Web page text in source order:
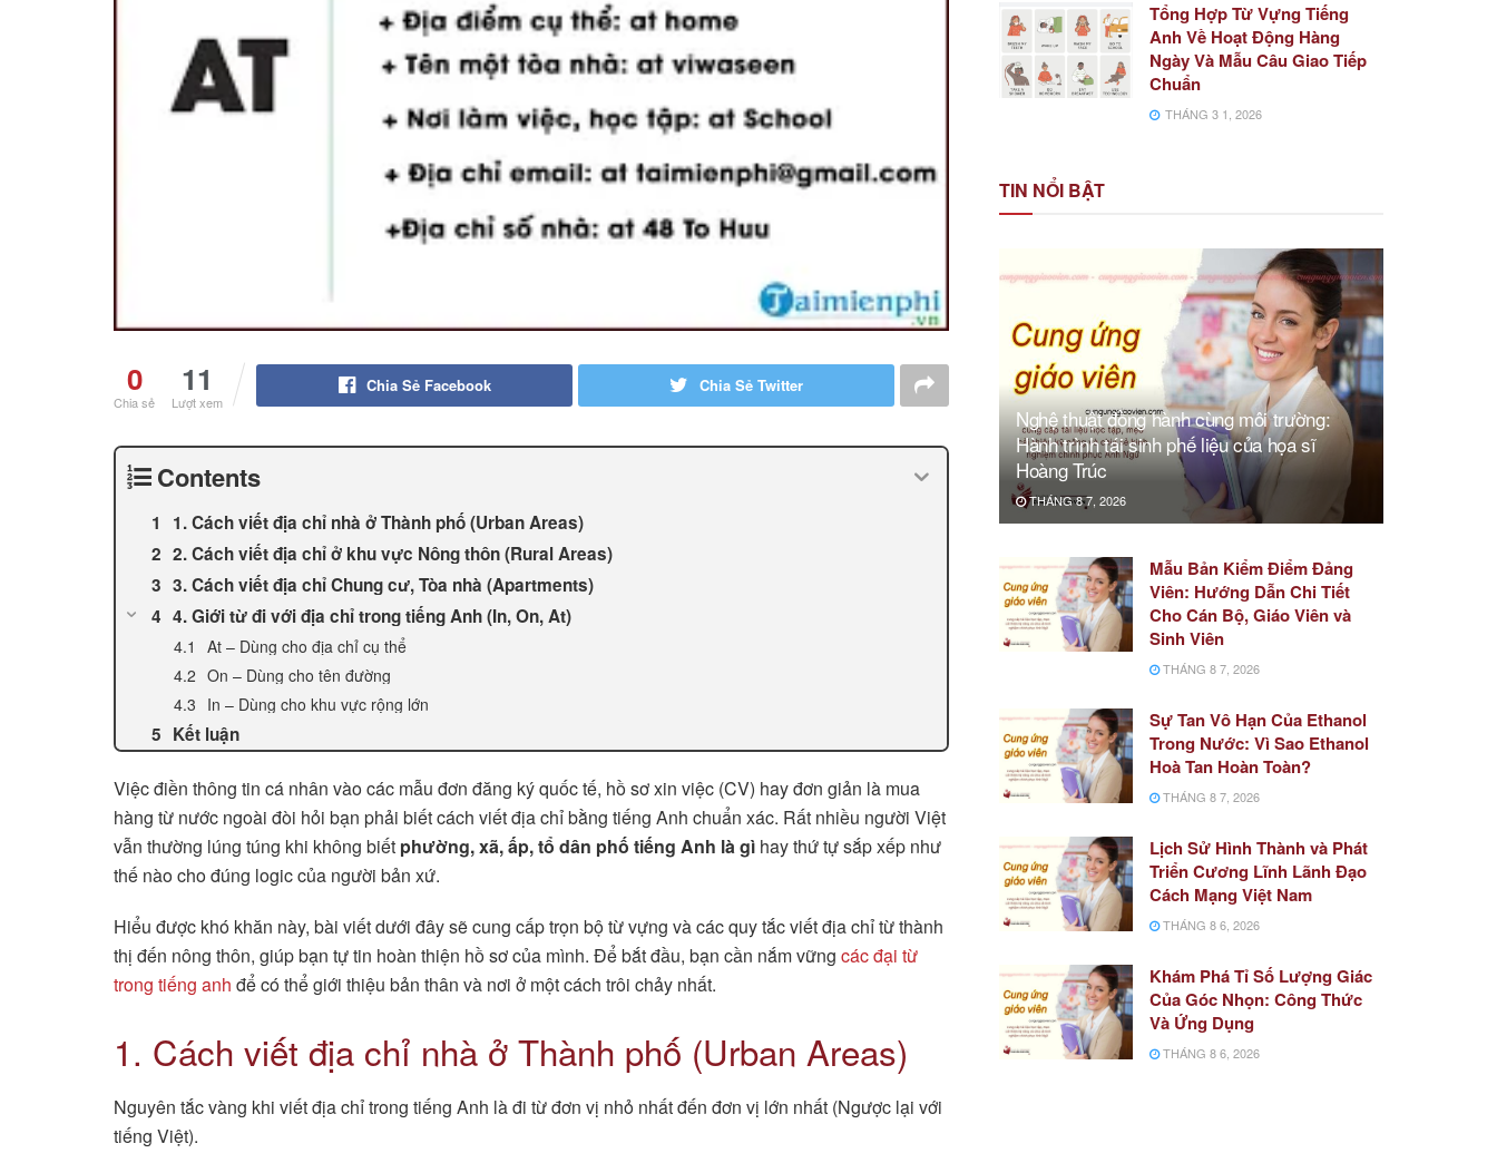
0
Chia sẻ
11
Lượt xem
Chia Sẻ Facebook Chia Sẻ Twitter
Contents
1. Cách viết địa chỉ nhà ở Thành phố (Urban Areas)
2. Cách viết địa chỉ ở khu vực Nông thôn (Rural Areas)
3. Cách viết địa chỉ Chung cư, Tòa nhà (Apartments)
4. Giới từ đi với địa chỉ trong tiếng Anh (In, On, At)
At – Dùng cho địa chỉ cụ thể
On – Dùng cho tên đường
In – Dùng cho khu vực rộng lớn
Kết luận
Việc điền thông tin cá nhân vào các mẫu đơn đăng ký quốc tế, hồ sơ xin việc (CV) hay đơn giản là mua
hàng từ nước ngoài đòi hỏi bạn phải biết cách viết địa chỉ bằng tiếng Anh chuẩn xác. Rất nhiều người Việt
vẫn thường lúng túng khi không biết phường, xã, ấp, tổ dân phố tiếng Anh là gì hay thứ tự sắp xếp như
thế nào cho đúng logic của người bản xứ.
Hiểu được khó khăn này, bài viết dưới đây sẽ cung cấp trọn bộ từ vựng và các quy tắc viết địa chỉ từ thành
thị đến nông thôn, giúp bạn tự tin hoàn thiện hồ sơ của mình. Để bắt đầu, bạn cần nắm vững các đại từ
trong tiếng anh để có thể giới thiệu bản thân và nơi ở một cách trôi chảy nhất.
1. Cách viết địa chỉ nhà ở Thành phố (Urban Areas)
Nguyên tắc vàng khi viết địa chỉ trong tiếng Anh là đi từ đơn vị nhỏ nhất đến đơn vị lớn nhất (Ngược lại với
tiếng Việt).
Tổng Hợp Từ Vựng Tiếng
Anh Về Hoạt Động Hàng
Ngày Và Mẫu Câu Giao Tiếp
Chuẩn
THÁNG 3 1, 2026
TIN NỔI BẬT
Nghệ thuật đồng hành cùng môi trường:
Hành trình tái sinh phế liệu của họa sĩ
Hoàng Trúc
THÁNG 8 7, 2026
Mẫu Bản Kiểm Điểm Đảng
Viên: Hướng Dẫn Chi Tiết
Cho Cán Bộ, Giáo Viên và
Sinh Viên
THÁNG 8 7, 2026
Sự Tan Vô Hạn Của Ethanol
Trong Nước: Vì Sao Ethanol
Hoà Tan Hoàn Toàn?
THÁNG 8 7, 2026
Lịch Sử Hình Thành và Phát
Triển Cương Lĩnh Lãnh Đạo
Cách Mạng Việt Nam
THÁNG 8 6, 2026
Khám Phá Tỉ Số Lượng Giác
Của Góc Nhọn: Công Thức
Và Ứng Dụng
THÁNG 8 6, 2026